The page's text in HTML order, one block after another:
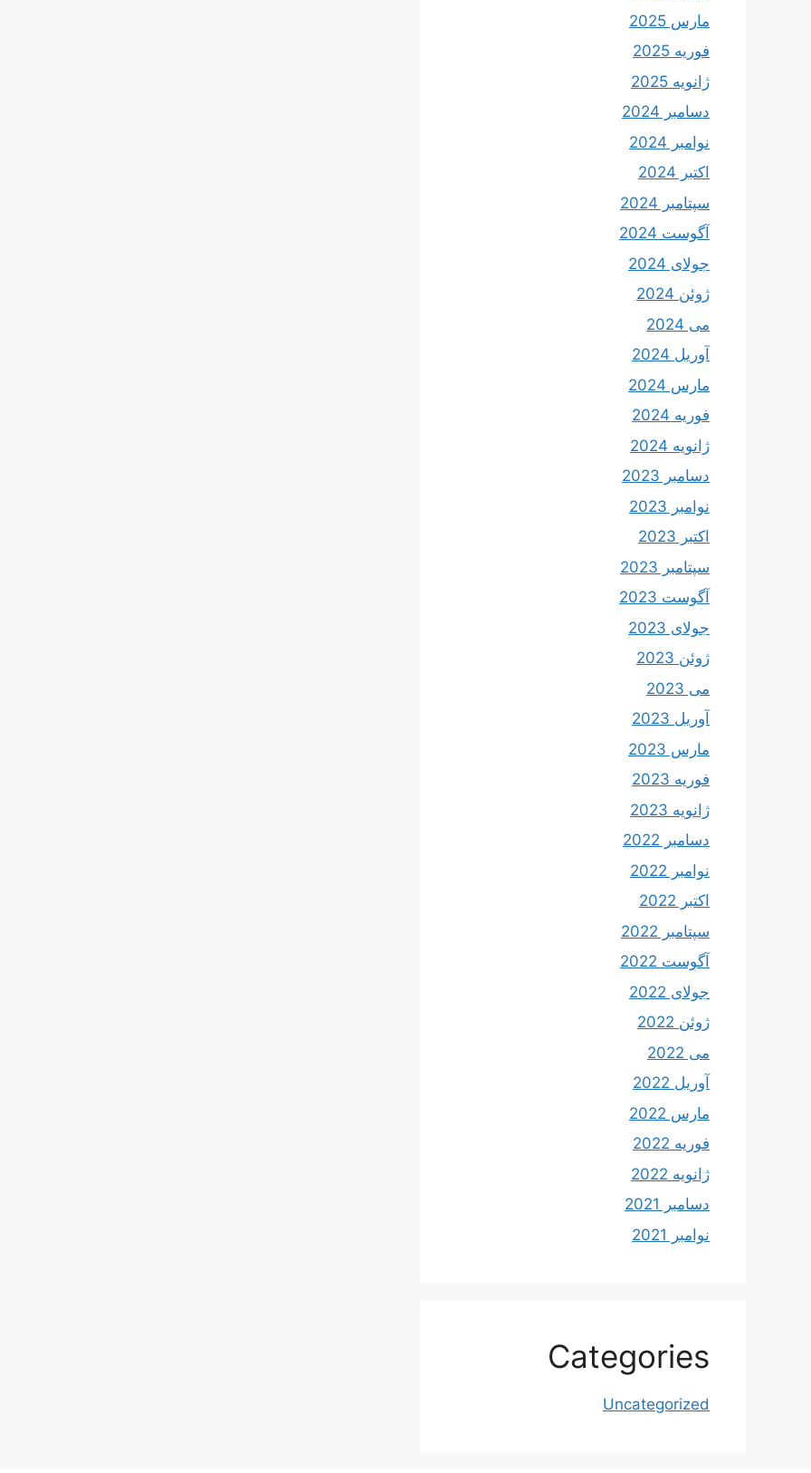
مارس 2025
فوریه 2025
ژانویه 2025
دسامبر 2024
نوامبر 2024
اکتبر 2024
سپتامبر 2024
آگوست 2024
جولای 2024
ژوئن 2024
می 2024
آوریل 2024
مارس 2024
فوریه 2024
ژانویه 2024
دسامبر 2023
نوامبر 2023
اکتبر 2023
سپتامبر 2023
آگوست 2023
جولای 2023
ژوئن 2023
می 2023
آوریل 2023
مارس 2023
فوریه 2023
ژانویه 2023
دسامبر 2022
نوامبر 2022
اکتبر 2022
سپتامبر 2022
آگوست 2022
جولای 2022
ژوئن 2022
می 2022
آوریل 2022
مارس 2022
فوریه 2022
ژانویه 2022
دسامبر 2021
نوامبر 2021
Categories
Uncategorized